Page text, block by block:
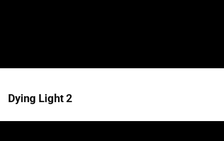
Dying Light 2